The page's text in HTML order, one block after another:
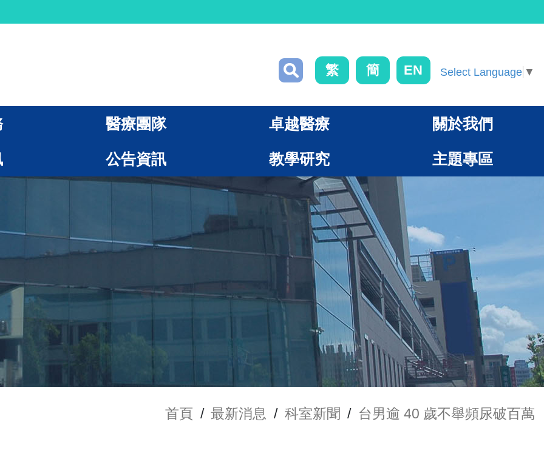
繁 簡 EN Select Language ▼
醫療團隊 卓越醫療 關於我們
公告資訊 教學研究 主題專區
首頁 / 最新消息 / 科室新聞 / 台男逾 40 歲不舉頻尿破百萬